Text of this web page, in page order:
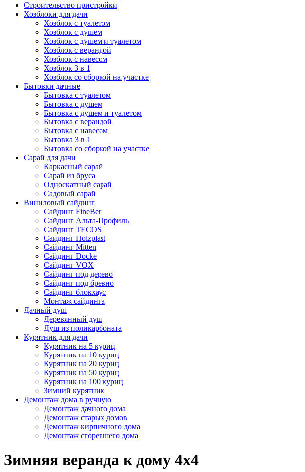
Строительство пристройки
Хозблоки для дачи
Хозблок с туалетом
Хозблок с душем
Хозблок с душем и туалетом
Хозблок с верандой
Хозблок с навесом
Хозблок 3 в 1
Хозблок со сборкой на участке
Бытовки дачные
Бытовка с туалетом
Бытовка с душем
Бытовка с душем и туалетом
Бытовка с верандой
Бытовка с навесом
Бытовка 3 в 1
Бытовка со сборкой на участке
Сарай для дачи
Каркасный сарай
Сарай из бруса
Односкатный сарай
Садовый сарай
Виниловый сайдинг
Сайдинг FineBer
Сайдинг Альта-Профиль
Сайдинг TECOS
Сайдинг Holzplast
Сайдинг Mitten
Сайдинг Docke
Сайдинг VOX
Сайдинг под дерево
Сайдинг под бревно
Сайдинг блокхаус
Монтаж сайдинга
Дачный душ
Деревянный душ
Душ из поликарбоната
Курятник для дачи
Курятник на 5 куриц
Курятник на 10 куриц
Курятник на 20 куриц
Курятник на 50 куриц
Курятник на 100 куриц
Зимний курятник
Демонтаж дома в ручную
Демонтаж дачного дома
Демонтаж старых домов
Демонтаж кирпичного дома
Демонтаж сгоревшего дома
Зимняя веранда к дому 4х4